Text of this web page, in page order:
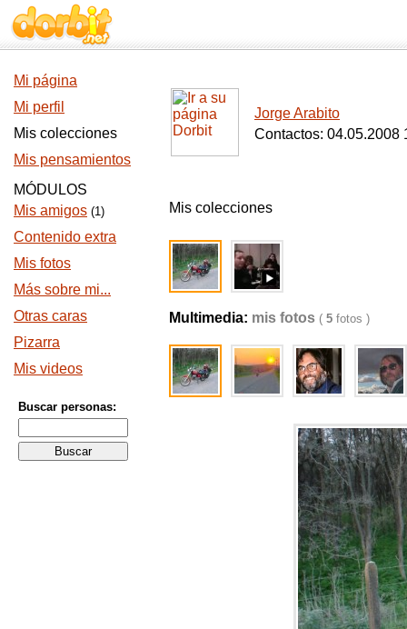
Mi página
Mi perfil
Mis colecciones
Mis pensamientos
MÓDULOS
Mis amigos (1)
Contenido extra
Mis fotos
Más sobre mi...
Otras caras
Pizarra
Mis videos
Buscar personas:
Jorge Arabito
Contactos: 04.05.2008
Mis colecciones
Multimedia: mis fotos ( 5 fotos )